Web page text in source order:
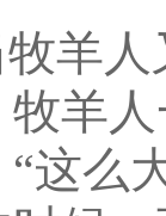
羊
羊
这么